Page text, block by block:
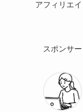
アフィリエ
スポンサ